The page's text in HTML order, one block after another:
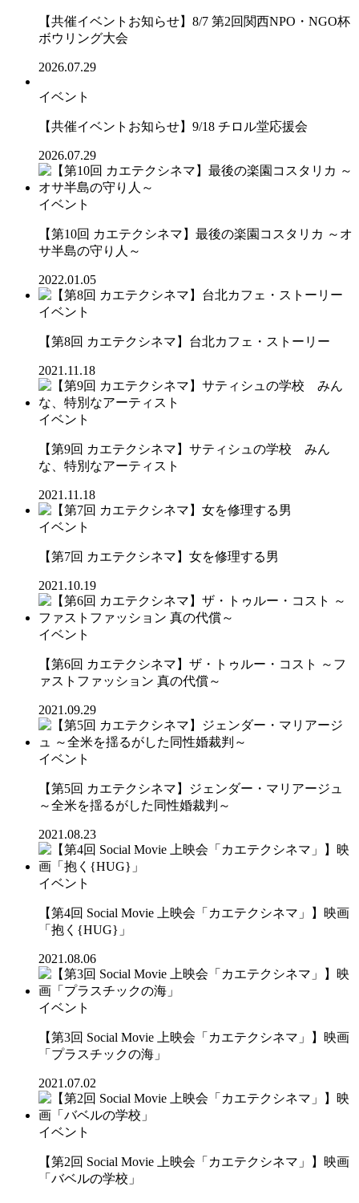
【共催イベントお知らせ】8/7 第2回関西NPO・NGO杯
ボウリング大会
2026.07.29
イベント
【共催イベントお知らせ】9/18 チロル堂応援会
2026.07.29
イベント
【第10回 カエテクシネマ】最後の楽園コスタリカ ～オ
サ半島の守り人～
2022.01.05
イベント
【第8回 カエテクシネマ】台北カフェ・ストーリー
2021.11.18
イベント
【第9回 カエテクシネマ】サティシュの学校 みん
な、特別なアーティスト
2021.11.18
イベント
【第7回 カエテクシネマ】女を修理する男
2021.10.19
イベント
【第6回 カエテクシネマ】ザ・トゥルー・コスト ～フ
ァストファッション 真の代償～
2021.09.29
イベント
【第5回 カエテクシネマ】ジェンダー・マリアージュ
～全米を揺るがした同性婚裁判～
2021.08.23
イベント
【第4回 Social Movie 上映会「カエテクシネマ」】映画
「抱く{HUG}」
2021.08.06
イベント
【第3回 Social Movie 上映会「カエテクシネマ」】映画
「プラスチックの海」
2021.07.02
イベント
【第2回 Social Movie 上映会「カエテクシネマ」】映画
「バベルの学校」